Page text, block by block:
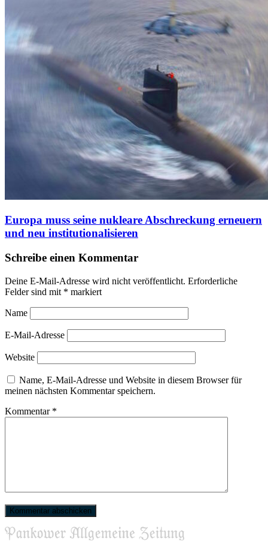
Europa muss seine nukleare Abschreckung erneuern
und neu institutionalisieren
Schreibe einen Kommentar
Deine E-Mail-Adresse wird nicht veröffentlicht. Erforderliche
Felder sind mit * markiert
Name
E-Mail-Adresse
Website
Name, E-Mail-Adresse und Website in diesem Browser für
meinen nächsten Kommentar speichern.
Kommentar *